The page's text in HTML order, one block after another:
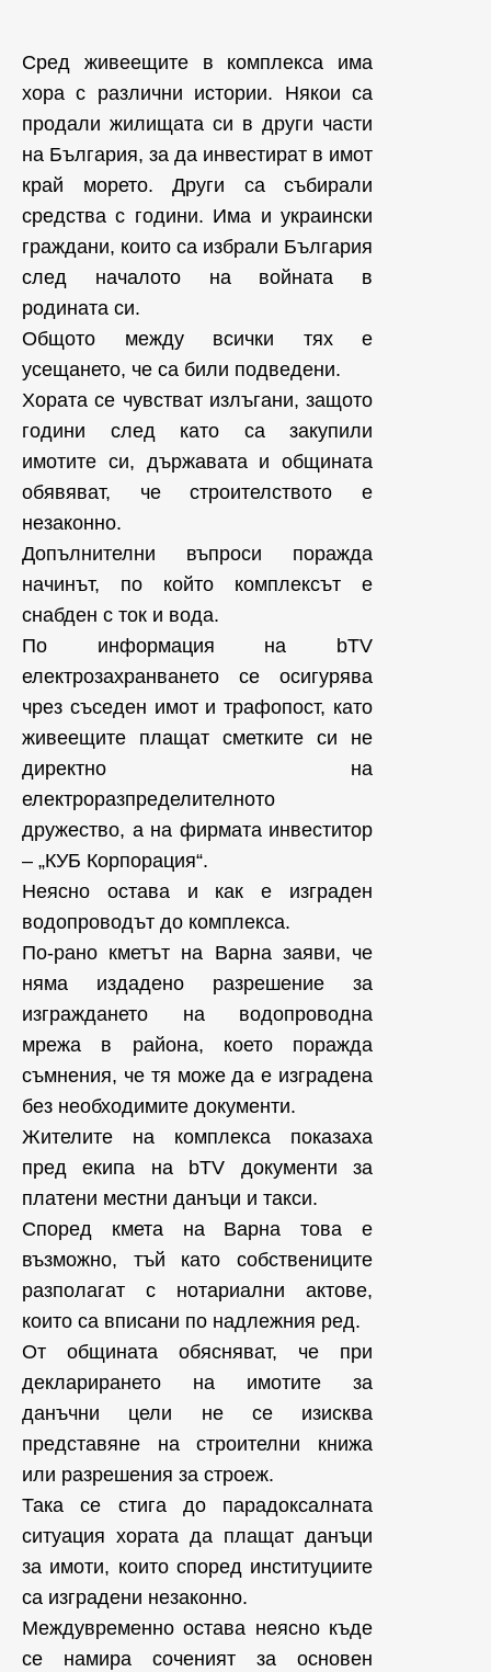
Сред живеещите в комплекса има
хора с различни истории. Някои са
продали жилищата си в други части
на България, за да инвестират в имот
край морето. Други са събирали
средства с години. Има и украински
граждани, които са избрали България
след началото на войната в
родината си.
Общото между всички тях е
усещането, че са били подведени.
Хората се чувстват излъгани, защото
години след като са закупили
имотите си, държавата и общината
обявяват, че строителството е
незаконно.
Допълнителни въпроси поражда
начинът, по който комплексът е
снабден с ток и вода.
По информация на bTV
електрозахранването се осигурява
чрез съседен имот и трафопост, като
живеещите плащат сметките си не
директно на
електроразпределителното
дружество, а на фирмата инвеститор
– „КУБ Корпорация“.
Неясно остава и как е изграден
водопроводът до комплекса.
По-рано кметът на Варна заяви, че
няма издадено разрешение за
изграждането на водопроводна
мрежа в района, което поражда
съмнения, че тя може да е изградена
без необходимите документи.
Жителите на комплекса показаха
пред екипа на bTV документи за
платени местни данъци и такси.
Според кмета на Варна това е
възможно, тъй като собствениците
разполагат с нотариални актове,
които са вписани по надлежния ред.
От общината обясняват, че при
декларирането на имотите за
данъчни цели не се изисква
представяне на строителни книжа
или разрешения за строеж.
Така се стига до парадоксалната
ситуация хората да плащат данъци
за имоти, които според институциите
са изградени незаконно.
Междувременно остава неясно къде
се намира соченият за основен